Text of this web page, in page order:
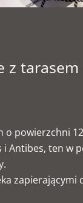
z
powierzchni
i Antibes, ten w